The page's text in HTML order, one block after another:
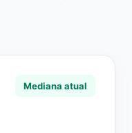
Mediana atual